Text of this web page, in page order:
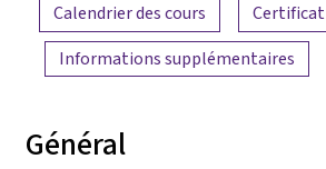
Calendrier des cours
Certificat
Informations supplémentaires
Général